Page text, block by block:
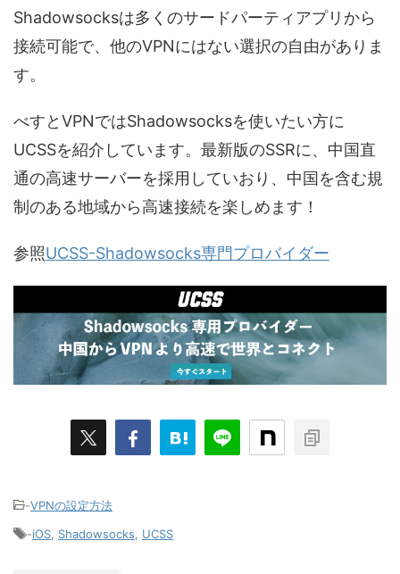
Shadowsocksは多くのサードパーティアプリから
接続可能で、他のVPNにはない選択の自由がありま
す。
べすとVPNではShadowsocksを使いたい方に
UCSSを紹介しています。最新版のSSRに、中国直
通の高速サーバーを採用していおり、中国を含む規
制のある地域から高速接続を楽しめます！
参照UCSS-Shadowsocks専門プロバイダー
-VPNの設定方法
-iOS Shadowsocks UCSS